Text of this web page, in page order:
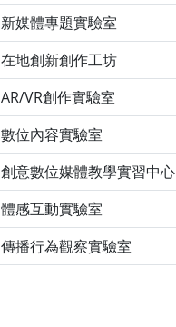
新媒體專題實驗室
在地創新創作工坊
AR/VR創作實驗室
數位內容實驗室
創意數位媒體教學實習中心
體感互動實驗室
傳播行為觀察實驗室